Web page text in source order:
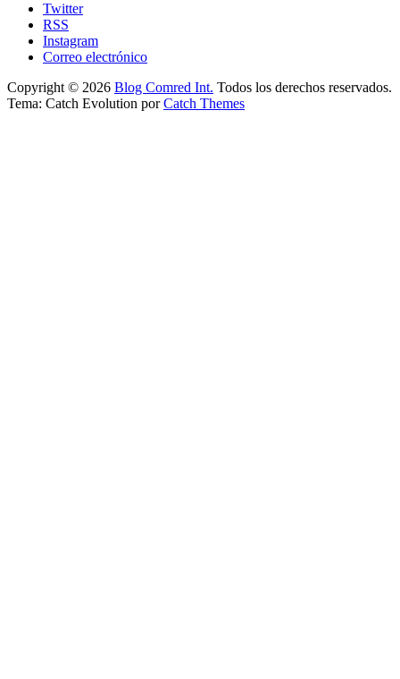
Twitter
RSS
Instagram
Correo electrónico
Copyright © 2026 Blog Comred Int. Todos los derechos reservados.
Tema: Catch Evolution porCatch Themes